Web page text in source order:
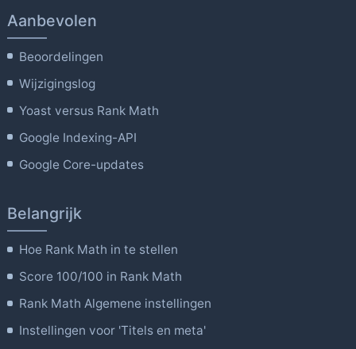
Aanbevolen
Beoordelingen
Wijzigingslog
Yoast versus Rank Math
Google Indexing-API
Google Core-updates
Belangrijk
Hoe Rank Math in te stellen
Score 100/100 in Rank Math
Rank Math Algemene instellingen
Instellingen voor 'Titels en meta'